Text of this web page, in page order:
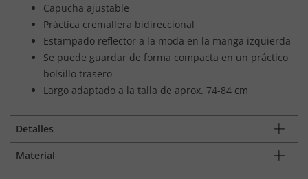
Capucha ajustable
Práctica cremallera bidireccional
Estampado reflector a la moda en la manga izquierda
Se puede guardar de forma compacta en un práctico
bolsillo trasero
Largo adaptado a la talla de aprox. 74-84 cm
Detalles
Material